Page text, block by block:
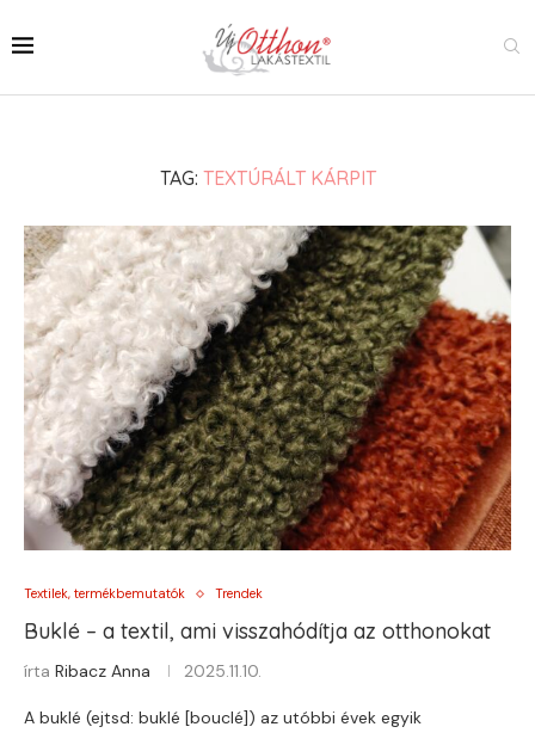
TAG: TEXTÚRÁLT KÁRPIT
Textilek, termékbemutatók Trendek
Buklé – a textil, ami visszahódítja az otthonokat
írta Ribacz Anna 2025.11.10.
A buklé (ejtsd: buklé [bouclé]) az utóbbi évek egyik